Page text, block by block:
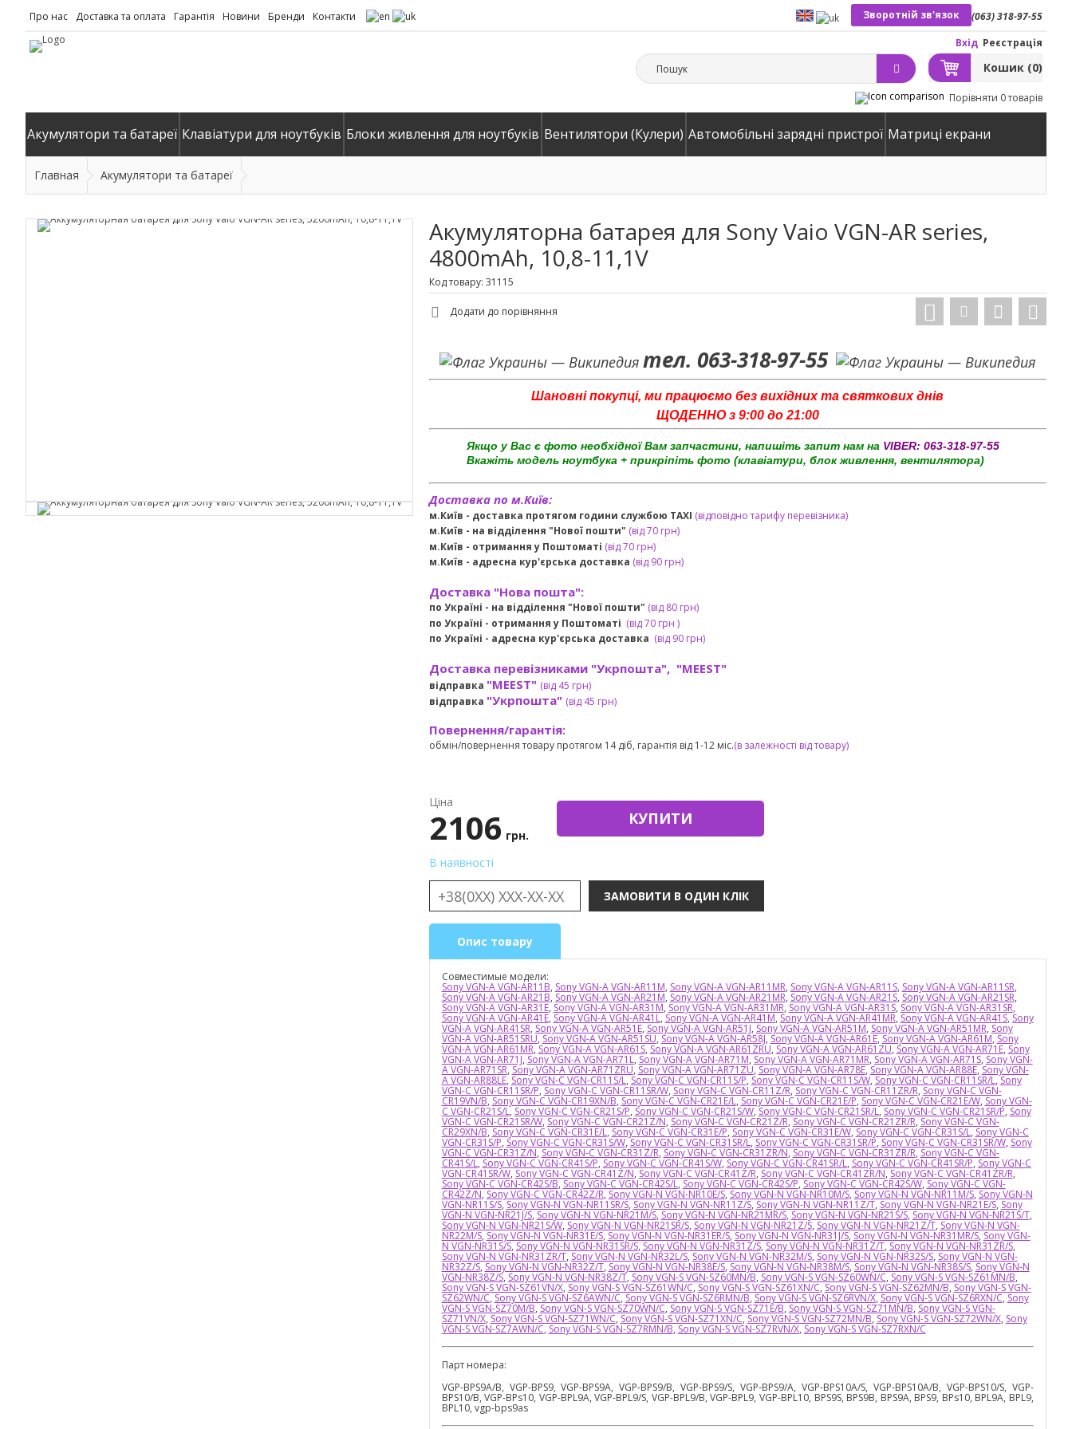
Про нас Доставка та оплата Гарантія Новини Бренди Контакти (063) 318-97-55
Зворотній зв'язок
Вхід Реєстрація
Кошик (0)
Порівняти 0 товарів
Акумулятори та батареї Клавіатури для ноутбуків Блоки живлення для ноутбуків Вентилятори (Кулери) Автомобільні зарядні пристрої Матриці екрани
Главная Акумулятори та батареї
Акумуляторна батарея для Sony Vaio VGN-AR series,
4800mAh, 10,8-11,1V
Код товару: 31115
Додати до порівняння
тел. 063-318-97-55
Шановні покупці, ми працюємо без вихідних та святкових днів
ЩОДЕННО з 9:00 до 21:00
Якщо у Вас є фото необхідної Вам запчастини, напишіть запит нам на VIBER: 063-318-97-55
Вкажіть модель ноутбука + прикріпіть фото (клавіатури, блок живлення, вентилятора)
Доставка по м.Київ:
м.Київ - доставка протягом години службою TAXI (відповідно тарифу перевізника)
м.Київ - на відділення "Нової пошти" (від 70 грн)
м.Київ - отримання у Поштоматі (від 70 грн)
м.Київ - адресна кур'єрська доставка (від90 грн)
Доставка "Нова пошта":
по Україні - на відділення "Нової пошти" (від 80 грн)
по Україні - отримання у Поштоматі (від 70 грн )
по Україні - адресна кур'єрська доставка (від90 грн)
Доставка перевізниками "Укрпошта", "MEEST"
відправка "MEEST" (від 45 грн)
відправка "Укрпошта" (від 45 грн)
Повернення/гарантія:
обмін/повернення товару протягом 14 діб, гарантія від 1-12 міс.(в залежності від товару)
Ціна
2106 грн.
В наявності
КУПИТИ
Опис товару
Совместимые модели:
Sony VGN-A VGN-AR11B, Sony VGN-A VGN-AR11M, Sony VGN-A VGN-AR11MR, Sony VGN-A VGN-AR11S, Sony VGN-A VGN-AR11SR,
Sony VGN-A VGN-AR21B, Sony VGN-A VGN-AR21M, Sony VGN-A VGN-AR21MR, Sony VGN-A VGN-AR21S, Sony VGN-A VGN-AR21SR,
Sony VGN-A VGN-AR31E, Sony VGN-A VGN-AR31M, Sony VGN-A VGN-AR31MR, Sony VGN-A VGN-AR31S, Sony VGN-A VGN-AR31SR,
Sony VGN-A VGN-AR41E, Sony VGN-A VGN-AR41L, Sony VGN-A VGN-AR41M, Sony VGN-A VGN-AR41MR, Sony VGN-A VGN-AR41S, Sony
VGN-A VGN-AR41SR, Sony VGN-A VGN-AR51E, Sony VGN-A VGN-AR51J, Sony VGN-A VGN-AR51M, Sony VGN-A VGN-AR51MR, Sony
VGN-A VGN-AR51SRU, Sony VGN-A VGN-AR51SU, Sony VGN-A VGN-AR58J, Sony VGN-A VGN-AR61E, Sony VGN-A VGN-AR61M, Sony
VGN-A VGN-AR61MR, Sony VGN-A VGN-AR61S, Sony VGN-A VGN-AR61ZRU, Sony VGN-A VGN-AR61ZU, Sony VGN-A VGN-AR71E, Sony
VGN-A VGN-AR71J, Sony VGN-A VGN-AR71L, Sony VGN-A VGN-AR71M, Sony VGN-A VGN-AR71MR, Sony VGN-A VGN-AR71S, Sony VGN-
A VGN-AR71SR, Sony VGN-A VGN-AR71ZRU, Sony VGN-A VGN-AR71ZU, Sony VGN-A VGN-AR78E, Sony VGN-A VGN-AR88E, Sony VGN-
A VGN-AR88LЕ, Sony VGN-C VGN-CR11S/L, Sony VGN-C VGN-CR11S/P, Sony VGN-C VGN-CR11S/W, Sony VGN-C VGN-CR11SR/L,Sony
VGN-C VGN-CR11SR/P, Sony VGN-C VGN-CR11SR/W, Sony VGN-C VGN-CR11Z/R, Sony VGN-C VGN-CR11ZR/R, Sony VGN-C VGN-
CR19VN/B, Sony VGN-C VGN-CR19XN/B, Sony VGN-C VGN-CR21E/L, Sony VGN-C VGN-CR21E/P, Sony VGN-C VGN-CR21E/W, Sony VGN-
C VGN-CR21S/L, Sony VGN-C VGN-CR21S/P, Sony VGN-C VGN-CR21S/W,Sony VGN-C VGN-CR21SR/L, Sony VGN-C VGN-CR21SR/P, Sony
VGN-C VGN-CR21SR/W, Sony VGN-C VGN-CR21Z/N, Sony VGN-C VGN-CR21Z/R, Sony VGN-C VGN-CR21ZR/R, Sony VGN-C VGN-
CR29XN/B, Sony VGN-C VGN-CR31E/L, Sony VGN-C VGN-CR31E/P, Sony VGN-C VGN-CR31E/W, Sony VGN-C VGN-CR31S/L, Sony VGN-C
VGN-CR31S/P, Sony VGN-C VGN-CR31S/W,Sony VGN-C VGN-CR31SR/L, Sony VGN-C VGN-CR31SR/P, Sony VGN-C VGN-CR31SR/W, Sony
VGN-C VGN-CR31Z/N, Sony VGN-C VGN-CR31Z/R, Sony VGN-C VGN-CR31ZR/N, Sony VGN-C VGN-CR31ZR/R, Sony VGN-C VGN-
CR41S/L, Sony VGN-C VGN-CR41S/P, Sony VGN-C VGN-CR41S/W, Sony VGN-C VGN-CR41SR/L, Sony VGN-C VGN-CR41SR/P, Sony VGN-C
VGN-CR41SR/W, Sony VGN-C VGN-CR41Z/N, Sony VGN-C VGN-CR41Z/R, Sony VGN-C VGN-CR41ZR/N, Sony VGN-C VGN-CR41ZR/R,
Sony VGN-C VGN-CR42S/B, Sony VGN-C VGN-CR42S/L, Sony VGN-C VGN-CR42S/P, Sony VGN-C VGN-CR42S/W, Sony VGN-C VGN-
CR42Z/N, Sony VGN-C VGN-CR42Z/R, Sony VGN-N VGN-NR10E/S, Sony VGN-N VGN-NR10M/S, Sony VGN-N VGN-NR11M/S, Sony VGN-N
VGN-NR11S/S,Sony VGN-N VGN-NR11SR/S, Sony VGN-N VGN-NR11Z/S, Sony VGN-N VGN-NR11Z/T, Sony VGN-N VGN-NR21E/S, Sony
VGN-N VGN-NR21J/S, Sony VGN-N VGN-NR21M/S, Sony VGN-N VGN-NR21MR/S, Sony VGN-N VGN-NR21S/S, Sony VGN-N VGN-NR21S/T,
Sony VGN-N VGN-NR21S/W, Sony VGN-N VGN-NR21SR/S, Sony VGN-N VGN-NR21Z/S, Sony VGN-N VGN-NR21Z/T, Sony VGN-N VGN-
NR22M/S, Sony VGN-N VGN-NR31E/S, Sony VGN-N VGN-NR31ER/S, Sony VGN-N VGN-NR31J/S, Sony VGN-N VGN-NR31MR/S, Sony VGN-
N VGN-NR31S/S, Sony VGN-N VGN-NR31SR/S, Sony VGN-N VGN-NR31Z/S, Sony VGN-N VGN-NR31Z/T, Sony VGN-N VGN-NR31ZR/S,
Sony VGN-N VGN-NR31ZR/T, Sony VGN-N VGN-NR32L/S, Sony VGN-N VGN-NR32M/S, Sony VGN-N VGN-NR32S/S, Sony VGN-N VGN-
NR32Z/S, Sony VGN-N VGN-NR32Z/T, Sony VGN-N VGN-NR38E/S, Sony VGN-N VGN-NR38M/S, Sony VGN-N VGN-NR38S/S, Sony VGN-N
VGN-NR38Z/S, Sony VGN-N VGN-NR38Z/T, Sony VGN-S VGN-SZ60MN/B, Sony VGN-S VGN-SZ60WN/C, Sony VGN-S VGN-SZ61MN/B,
Sony VGN-S VGN-SZ61VN/X, Sony VGN-S VGN-SZ61WN/C, Sony VGN-S VGN-SZ61XN/C, Sony VGN-S VGN-SZ62MN/B, Sony VGN-S VGN-
SZ62WN/C, Sony VGN-S VGN-SZ6AWN/C, Sony VGN-S VGN-SZ6RMN/B, Sony VGN-S VGN-SZ6RVN/X, Sony VGN-S VGN-SZ6RXN/C, Sony
VGN-S VGN-SZ70M/B, Sony VGN-S VGN-SZ70WN/C, Sony VGN-S VGN-SZ71E/B, Sony VGN-S VGN-SZ71MN/B, Sony VGN-S VGN-
SZ71VN/X, Sony VGN-S VGN-SZ71WN/C, Sony VGN-S VGN-SZ71XN/C, Sony VGN-S VGN-SZ72MN/B, Sony VGN-S VGN-SZ72WN/X, Sony
VGN-S VGN-SZ7AWN/C, Sony VGN-S VGN-SZ7RMN/B, Sony VGN-S VGN-SZ7RVN/X, Sony VGN-S VGN-SZ7RXN/C
Парт номера:
VGP-BPS9A/B, VGP-BPS9, VGP-BPS9A, VGP-BPS9/B, VGP-BPS9/S, VGP-BPS9/A, VGP-BPS10A/S, VGP-BPS10A/B, VGP-BPS10/S, VGP-
BPS10/B, VGP-BPs10, VGP-BPL9A, VGP-BPL9/S, VGP-BPL9/B, VGP-BPL9, VGP-BPL10, BPS9S, BPS9B, BPS9A, BPS9, BPs10, BPL9A, BPL9,
BPL10, vgp-bps9as